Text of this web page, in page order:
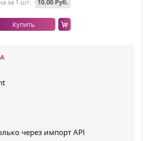
за 1 шт. 10.00 Руб.
Купить
через импорт API